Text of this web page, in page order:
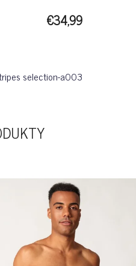
€34,99
selection-a003